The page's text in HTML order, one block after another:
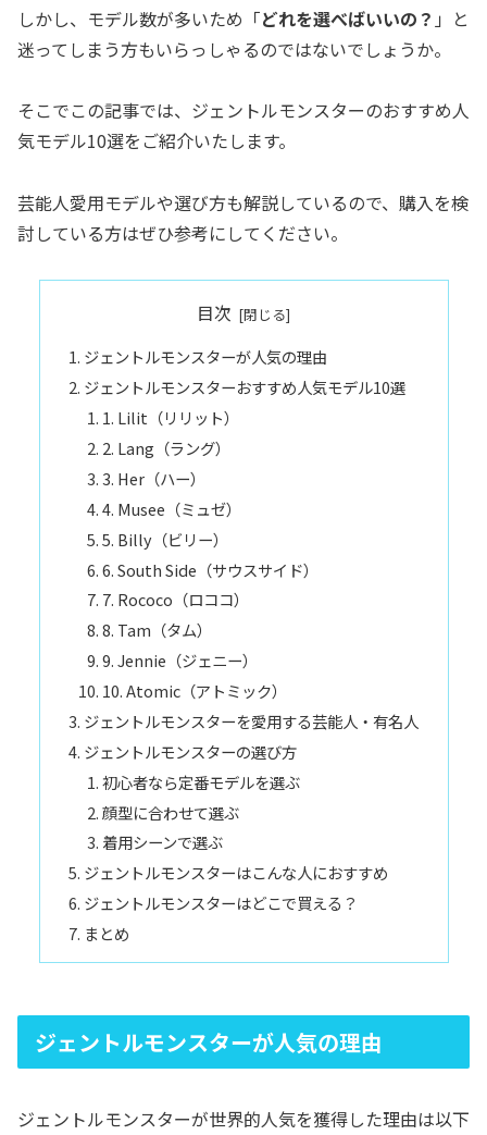
しかし、モデル数が多いため「どれを選べばいいの？ 」と
迷ってしまう方もいらっしゃるのではないでしょうか。
そこでこの記事では、ジェントルモンスターのおすすめ人
気モデル10選をご紹介いたします。
芸能人愛用モデルや選び方も解説しているので、購入を検
討している方はぜひ参考にしてください。
目次
ジェントルモンスターが人気の理由
ジェントルモンスターおすすめ人気モデル10選
1. Lilit（リリット）
2. Lang（ラング）
3. Her（ハー）
4. Musee（ミュゼ）
5. Billy（ビリー）
6. South Side（サウスサイド）
7. Rococo（ロココ）
8. Tam（タム）
9. Jennie（ジェニー）
10. Atomic（アトミック）
ジェントルモンスターを愛用する芸能人・有名人
ジェントルモンスターの選び方
初心者なら定番モデルを選ぶ
顔型に合わせて選ぶ
着用シーンで選ぶ
ジェントルモンスターはこんな人におすすめ
ジェントルモンスターはどこで買える？
まとめ
ジェントルモンスターが人気の理由
ジェントルモンスターが世界的人気を獲得した理由は以下